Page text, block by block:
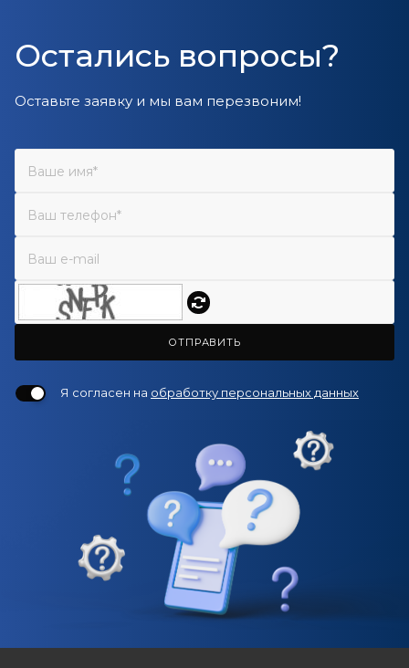
Остались вопросы?
Оставьте заявку и мы вам перезвоним!
ОТПРАВИТЬ
Я согласен на обработку персональных данных